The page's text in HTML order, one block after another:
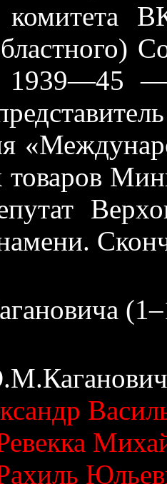
комитета
—
товаров